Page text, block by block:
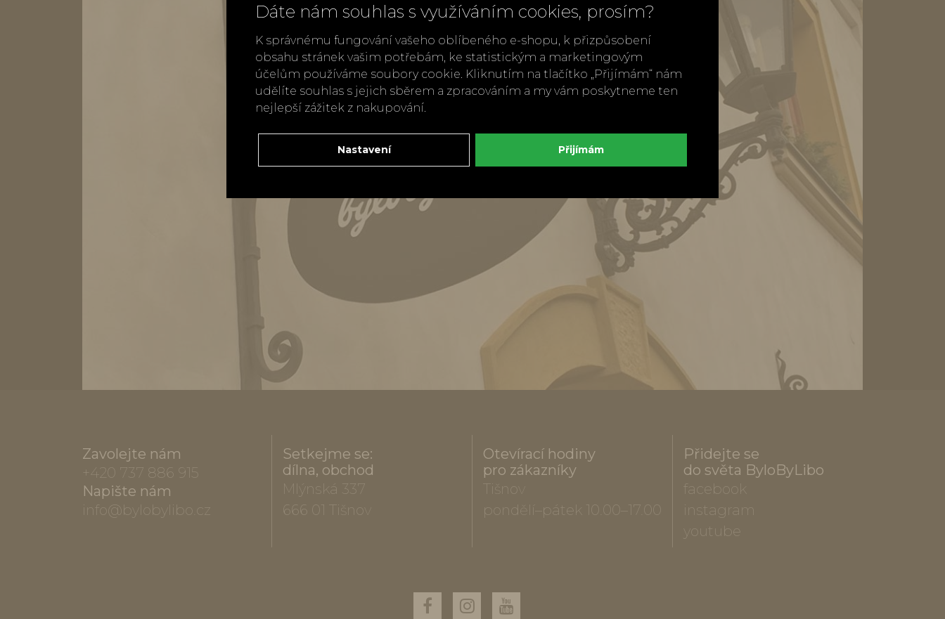
Zavolejte nám
+420 737 886 915
Napište nám
info@bylobylibo.cz
Setkejme se:
dílna, obchod
Mlýnská 337
666 01 Tišnov
Otevírací hodiny
pro zákazníky
Tišnov
pondělí–pátek 10.00–17.00
Přidejte se
do světa ByloByLibo
facebook
instagram
youtube
Dáte nám souhlas s využíváním cookies, prosím?
K správnému fungování vašeho oblíbeného e-shopu, k přizpůsobení
obsahu stránek vašim potřebám, ke statistickým a marketingovým
účelům používáme soubory cookie. Kliknutím na tlačítko „Přijímám“ nám
udělíte souhlas s jejich sběrem a zpracováním a my vám poskytneme ten
nejlepší zážitek z nakupování.
Nastavení Přijímám